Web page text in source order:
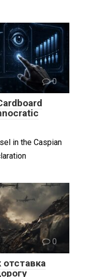
0
in the Caspian
0
отставка